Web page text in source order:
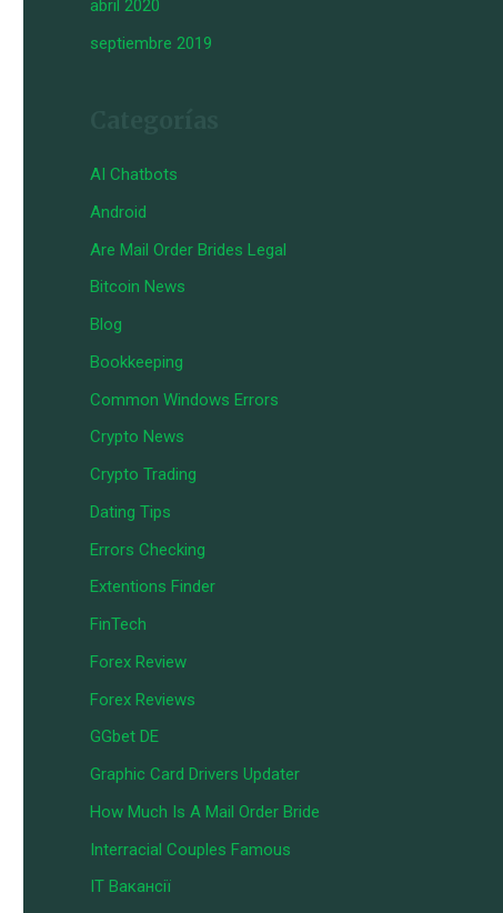
abril 2020
septiembre 2019
AI Chatbots
Android
Are Mail Order Brides Legal
Bitcoin News
Blog
Bookkeeping
Common Windows Errors
Crypto News
Crypto Trading
Dating Tips
Errors Checking
Extentions Finder
FinTech
Forex Review
Forex Reviews
GGbet DE
Graphic Card Drivers Updater
How Much Is A Mail Order Bride
Interracial Couples Famous
IT Вакансії